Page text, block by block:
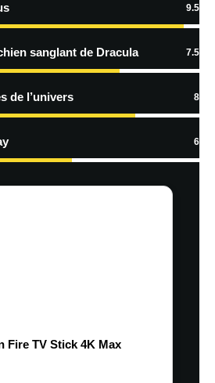
9.5
sanglant de Dracula 7.5
de l’univers 8
6
Fire TV Stick 4K Max